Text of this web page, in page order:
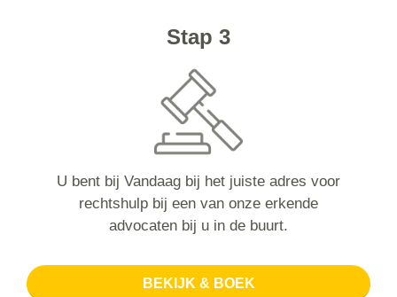
Stap 3
U bent bij Vandaag bij het juiste adres voor
rechtshulp bij een van onze erkende
advocaten bij u in de buurt.
BEKIJK & BOEK